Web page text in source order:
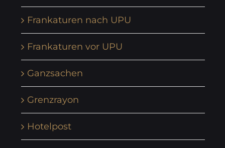
Frankaturen nach UPU
Frankaturen vor UPU
Ganzsachen
Grenzrayon
Hotelpost